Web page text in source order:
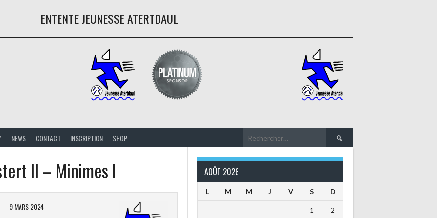
ENTENTE JEUNESSE ATERTDAUL
NEWS CONTACT INSCRIPTION SHOP Rechercher :
II – Minimes I
9 MARS 2024
AOÛT 2026
L M M J V S D
1 2